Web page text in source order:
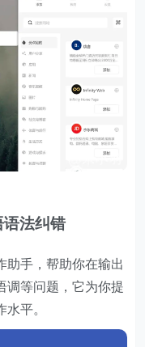
法纠错
助手，帮助你在输出
调等问题，它为你提
平。